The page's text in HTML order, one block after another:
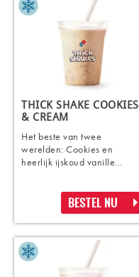
THICK SHAKE COOKIES
& CREAM
Het beste van twee
werelden: Cookies en
heerlijk ijskoud vanille...
BESTEL NU